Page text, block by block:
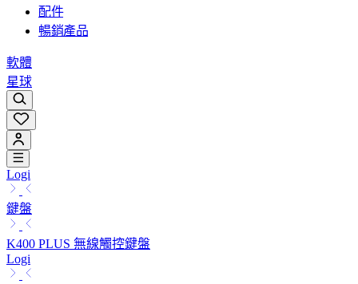
配件
暢銷產品
軟體
星球
Logi
鍵盤
K400 PLUS 無線觸控鍵盤
Logi